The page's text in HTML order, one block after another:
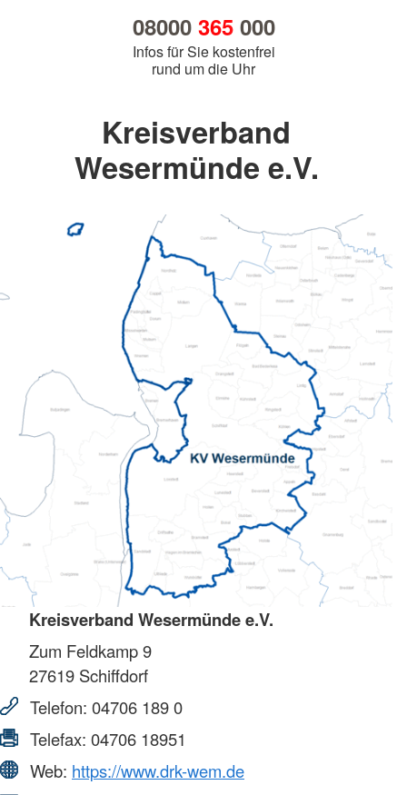
08000 365000
Infos für Sie kostenfrei
rund um die Uhr
Kreisverband
Wesermünde e.V.
Kreisverband Wesermünde e.V.
Zum Feldkamp 9
27619 Schiffdorf
Telefon: 04706 189 0
Telefax: 04706 18951
Web: https://www.drk-wem.de